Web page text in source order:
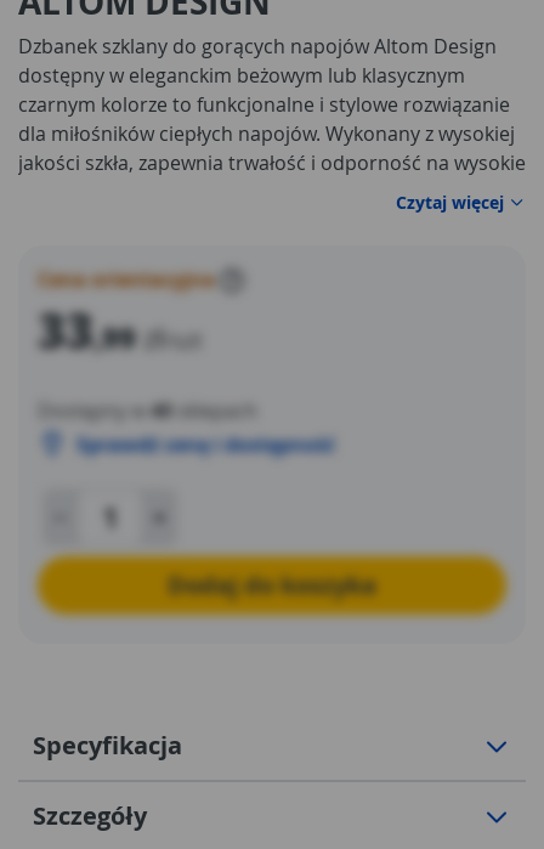
Dzbanek szklany do gorących napojów Altom Design
dostępny w eleganckim beżowym lub klasycznym
czarnym kolorze to funkcjonalne i stylowe rozwiązanie
dla miłośników ciepłych napojów. Wykonany z wysokiej
jakości szkła, zapewnia trwałość i odporność na wysokie
przygotowanie i serwowanie ulubionej herbaty, kawy
design i neutralne kolory sprawiają, że dzbanek
doskonale komponuje się z różnymi aranżacjami
kuchni, dodając jej elegancji i funkcjonalności. Idealny
Czytaj więcej
Cena orientacyjna
33,99 zł
Dostępny w 40
sklepach
Sprawdź cenę i dostępność
Dodaj do koszyka
Specyfikacja
Szczegóły